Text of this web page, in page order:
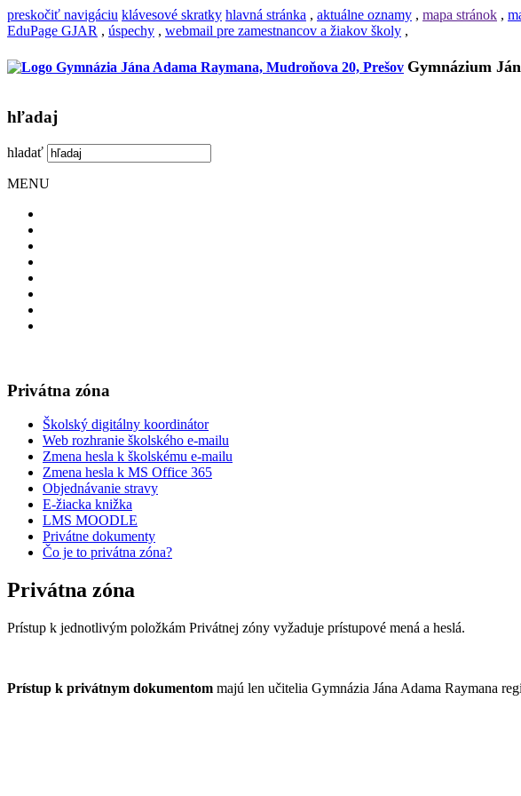
preskočiť navigáciu klávesové skratky hlavná stránka , aktuálne oznamy , mapa stránok ,
EduPage GJAR , úspechy , webmail pre zamestnancov a žiakov školy ,
Gymnázium
hľadaj
hladať
MENU
Privátna zóna
Školský digitálny koordinátor
Web rozhranie školského e-mailu
Zmena hesla k školskému e-mailu
Zmena hesla k MS Office 365
Objednávanie stravy
E-žiacka knižka
LMS MOODLE
Privátne dokumenty
Čo je to privátna zóna?
Privátna zóna
Prístup k jednotlivým položkám Privátnej zóny vyžaduje prístupové mená a heslá.
Prístup k privátnym dokumentom majú len učitelia Gymnázia Jána Adama Raymana